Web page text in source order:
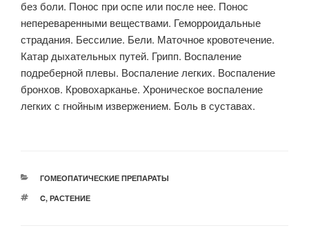
без боли. Понос при оспе или после нее. Понос
непереваренными веществами. Геморроидальные
страдания. Бессилие. Бели. Маточное кровотечение.
Катар дыхательных путей. Грипп. Воспаление
подреберной плевы. Воспаление легких. Воспаление
бронхов. Кровохарканье. Хроническое воспаление
легких с гнойным извержением. Боль в суставах.
РУБРИКИ
ГОМЕОПАТИЧЕСКИЕ ПРЕПАРАТЫ
МЕТКИ
C, РАСТЕНИЕ